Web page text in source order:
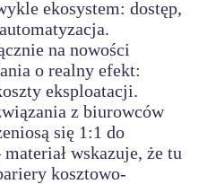
ekosystem: dostęp,
na nowości
o realny efekt:
eksploatacji.
z biurowców
się 1:1 do
wskazuje, że tu
kosztowo-